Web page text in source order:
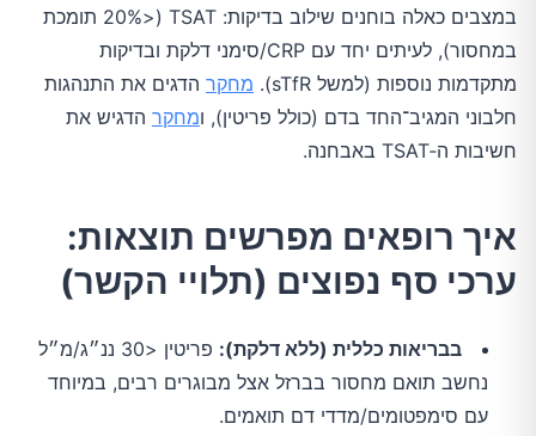
במצבים כאלה בוחנים שילוב בדיקות: TSAT (<20% תומכת
במחסור), לעיתים יחד עם CRP/סימני דלקת ובדיקות
מתקדמות נוספות (למשל sTfR).
מחקר הדגים את התנהגות
חלבוני המגיב־החד בדם (כולל פריטין), ומחקר הדגיש את
חשיבות ה‑TSAT באבחנה.
איך רופאים מפרשים תוצאות:
ערכי סף נפוצים (תלויי הקשר)
בבריאות כללית (ללא דלקת):
פריטין <30 ננ״ג/מ״ל
נחשב תואם מחסור בברזל אצל מבוגרים רבים, במיוחד
עם סימפטומים/מדדי דם תואמים.